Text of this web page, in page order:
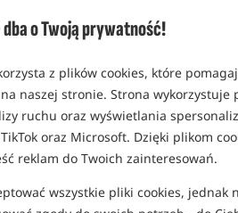
dba o Twoją prywatność!
z plików cookies, które
naszej stronie. Strona
ruchu oraz wyświetlania
oraz Microsoft. Dzięki plikom
reklam do Twoich zainteresowań.
wszystkie pliki cookies,